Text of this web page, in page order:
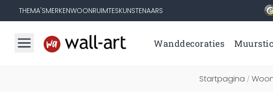
THEMA'SMERKENWOONRUIMTESKUNSTENAARS
Wanddecoraties
Startpagina /